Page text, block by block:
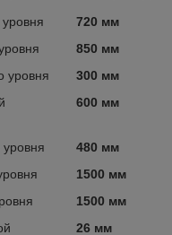
720 мм
850 мм
уровня
300 мм
600 мм
480 мм
1500 мм
1500 мм
26 мм